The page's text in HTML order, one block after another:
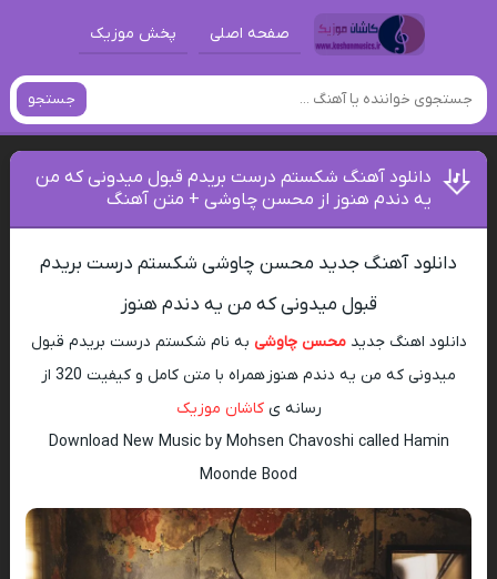
صفحه اصلی پخش موزیک
جستجو
دانلود آهنگ شکستم درست بریدم قبول میدونی که من
یه دندم هنوز از محسن چاوشی + متن آهنگ
دانلود آهنگ جدید محسن چاوشی شکستم درست بریدم
قبول میدونی که من یه دندم هنوز
دانلود اهنگ جدیدمحسن چاوشی به نام شکستم درست بریدم قبول
میدونی که من یه دندم هنوز همراه با متن کامل و کیفیت 320 از
رسانه یکاشان موزیک
Download New Music by Mohsen Chavoshi called Hamin
Moonde Bood